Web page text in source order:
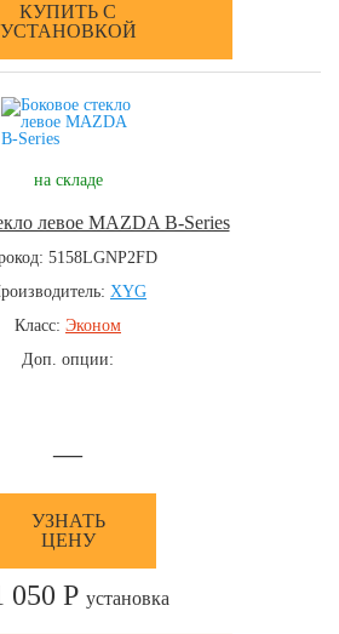
КУПИТЬ С
УСТАНОВКОЙ
на складе
левое MAZDA B-Series
5158LGNP2FD
XYG
Класс: Эконом
Доп. опции:
—
УЗНАТЬ
ЦЕНУ
050 Р установка